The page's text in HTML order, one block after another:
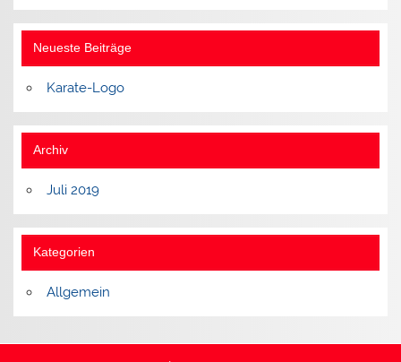
Neueste Beiträge
Karate-Logo
Archiv
Juli 2019
Kategorien
Allgemein